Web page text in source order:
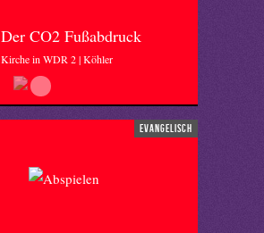
Der CO2 Fußabdruck
Kirche in WDR 2 | Köhler
evangelisch